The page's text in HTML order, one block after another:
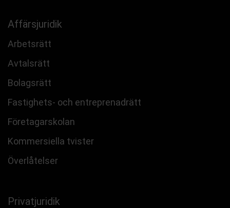
Affärsjuridik
Arbetsrätt
Avtalsrätt
Bolagsrätt
Fastighets- och entreprenadrätt
Företagarskolan
Kommersiella tvister
Överlåtelser
Privatjuridik